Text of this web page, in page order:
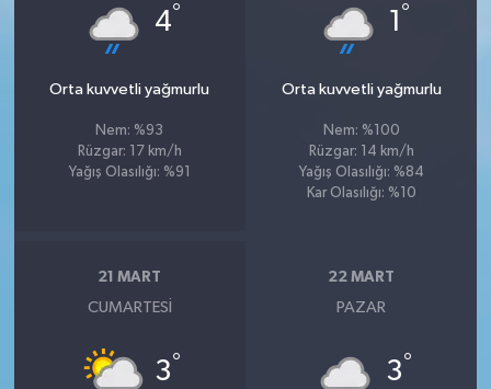
4°
Orta kuvvetli yağmurlu
Nem: %93
Rüzgar: 17 km/h
Yağış Olasılığı: %91
1 °
Orta kuvvetli yağmurlu
Nem: %100
Rüzgar: 14 km/h
Yağış Olasılığı: %84
Kar Olasılığı: %10
21 MART
CUMARTESI
3°
22 MART
PAZAR
3°